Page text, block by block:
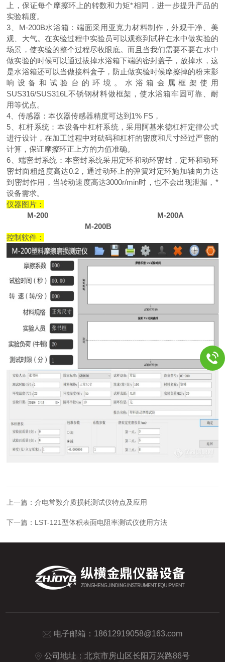
上，保证每个摩擦环上的转数和力矩*相同，进一步提升产品的
实验精度。
3、M-200B水浴箱：端面采用亚克力材料制作，外观干净、美
观、大气。在实验过程中实验员可以观察到试样在水中做实验的
场景，使实验的整个过程尽收眼底。而且当我们需要不要在水中
做实验的时候可以通过拔掉水浴箱下端的密封盖子，放掉水，这
是水浴箱还可以当做接料盒子，防止做实验时候摩擦掉的粉末影
响设备和试验台的环境。水浴箱金属框架使用
SUS316/SUS316L不锈钢材料做框架，使水浴箱牢固可靠、耐
用等优点。
4、传感器：本仪器传感器精度可达到1% FS，
5、杠杆系统：本设备中杠杆系统，采用阿基米德杠杆定律公式
进行设计，在加工过程中对砝码和杠杆的密度和尺寸经过严密的
计算，保证摩擦环正上方的力值准确。
6、端密封系统：本密封系统采用定环和动环密封，定环和动环
密封面粗超度高达0.2，通过动环上的弹簧对定环施加轴向力达
到密封作用，当转动速度高达3000r/min时，也不会出现泄漏，*
设备需求。
仪器图片：
M-200 M-200A
M-200B
控制软件：
上一篇：介电常数介质损耗测试仪特点及应用
下一篇： LST-121型体积表面电阻率测试仪使用方法
电子邮箱： 18612919058@163.com
公司地址：北京市房山区长阳万兴路86号